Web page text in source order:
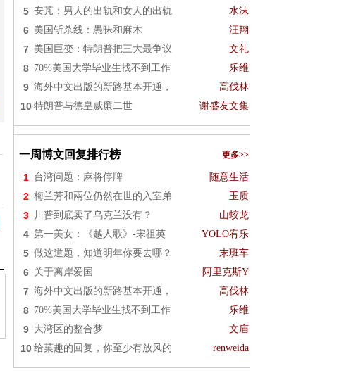
5 安芃：男人的出轨和女人的出轨 水沫
6 美国斩杀线：愚昧和麻木 汪翔
7 美国巨变：特朗普把三大最争议 文礼
8 70%美国大学毕业生找不到工作 乐维
9 海外中文出版的新路基本开通， 高伐林
10 特朗普与德皇威廉二世 谢盛友文集
一周博文回复排行榜 更多>>
1 台湾问题：麻将停牌 随意生活
2 梅兰芳和兩位仍然在世的入室弟 玉质
3 川普到底卖了乌克兰没有？ 山蛟龙
4 第一美女：《越人歌》-宋祖英 YOLO宥乐
5 做这道题，知道明年你要去哪？ 末班车
6 关于离岸爱国 阿里克斯Y
7 海外中文出版的新路基本开通， 高伐林
8 70%美国大学毕业生找不到工作 乐维
9 大湾区的整合梦 文庙
10 给菓趣的回复，你至少有放风的 renweida